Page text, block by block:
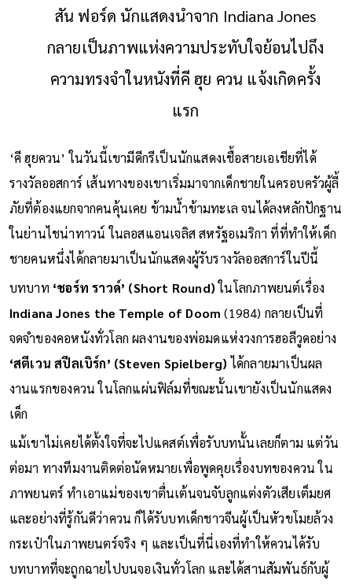
สัน ฟอร์ด นักแสดงนำจาก Indiana Jones
กลายเป็นภาพแห่งความประทับใจย้อนไปถึง
ความทรงจำในหนังที่คี ฮุย ควน แจ้งเกิดครั้ง
แรก
‘คี ฮุยควน’ ในวันนี้เขามีดีกรีเป็นนักแสดงเชื้อสายเอเชียที่ได้
รางวัลออสการ์ เส้นทางของเขาเริ่มมาจากเด็กชายในครอบครัวผู้ลี้
ภัยที่ต้องแยกจากคนคุ้นเคย ข้ามน้ำข้ามทะเล จนได้ลงหลักปักฐาน
ในย่านไชน่าทาวน์ ในลอสแอนเจลิส สหรัฐอเมริกา ที่ที่ทำให้เด็ก
ชายคนหนึ่งได้กลายมาเป็นนักแสดงผู้รับรางวัลออสการ์ในปีนี้
บทบาท ‘ชอร์ท ราวด์’ (Short Round)ในโลกภาพยนต์เรื่อง
Indiana Jones the Temple of Doom (1984) กลายเป็นที่
จดจำของคอหนังทั่วโลก ผลงานของพ่อมดแห่งวงการฮอลีวูดอย่าง
‘สตีเวน สปีลเบิร์ก’ (Steven Spielberg) ได้กลายมาเป็นผล
งานแรกของควน ในโลกแผ่นฟิล์มที่ขณะนั้นเขายังเป็นนักแสดง
เด็ก
แม้เขาไม่เคยได้ตั้งใจที่จะไปแคสต์เพื่อรับบทนั้นเลยก็ตาม แต่วัน
ต่อมา ทางทีมงานติดต่อนัดหมายเพื่อพูดคุยเรื่องบทของควน ใน
ภาพยนตร์ ทำเอาแม่ของเขาตื่นเต้นจนจับลูกแต่งตัวเสียเต็มยศ
และอย่างที่รู้กันดีว่าควน ก็ได้รับบทเด็กชาวจีนผู้เป็นหัวขโมยล้วง
กระเป๋าในภาพยนตร์จริง ๆ และเป็นที่นี่เองที่ทำให้ควนได้รับ
บทบาทที่จะถูกฉายไปบนจอเงินทั่วโลก และได้สานสัมพันธ์กับผู้